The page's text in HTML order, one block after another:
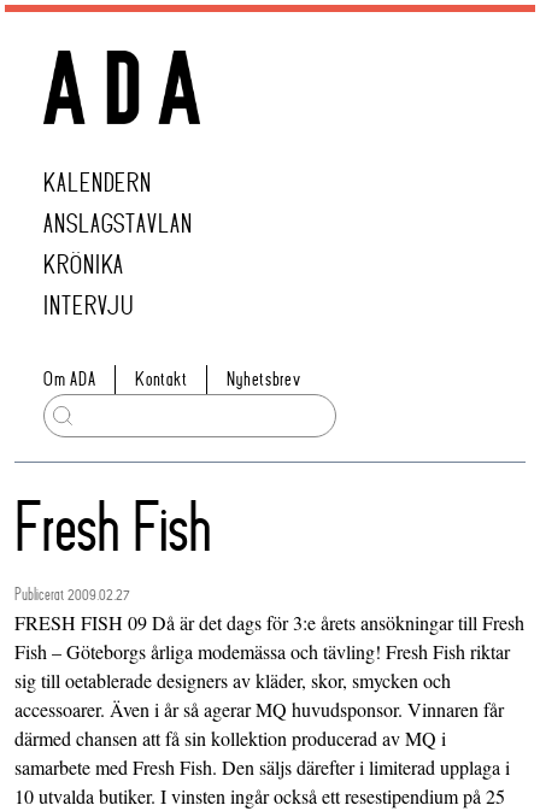
KALENDERN
ANSLAGSTAVLAN
KRÖNIKA
INTERVJU
Om ADA Kontakt Nyhetsbrev
Fresh Fish
Publicerat 2009.02.27
FRESH FISH 09 Då är det dags för 3:e årets ansökningar till Fresh
Fish – Göteborgs årliga modemässa och tävling! Fresh Fish riktar
sig till oetablerade designers av kläder, skor, smycken och
accessoarer. Även i år så agerar MQ huvudsponsor. Vinnaren får
därmed chansen att få sin kollektion producerad av MQ i
samarbete med Fresh Fish. Den säljs därefter i limiterad upplaga i
10 utvalda butiker. I vinsten ingår också ett resestipendium på 25